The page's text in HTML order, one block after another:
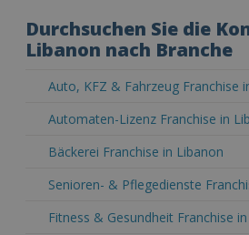
Durchsuchen Sie die
Libanon nach Branche
Auto, KFZ & Fahrzeug Franchise
Automaten-Lizenz Franchise in
Bäckerei Franchise in Libanon
Senioren- & Pflegedienste
Fitness & Gesundheit Franchise